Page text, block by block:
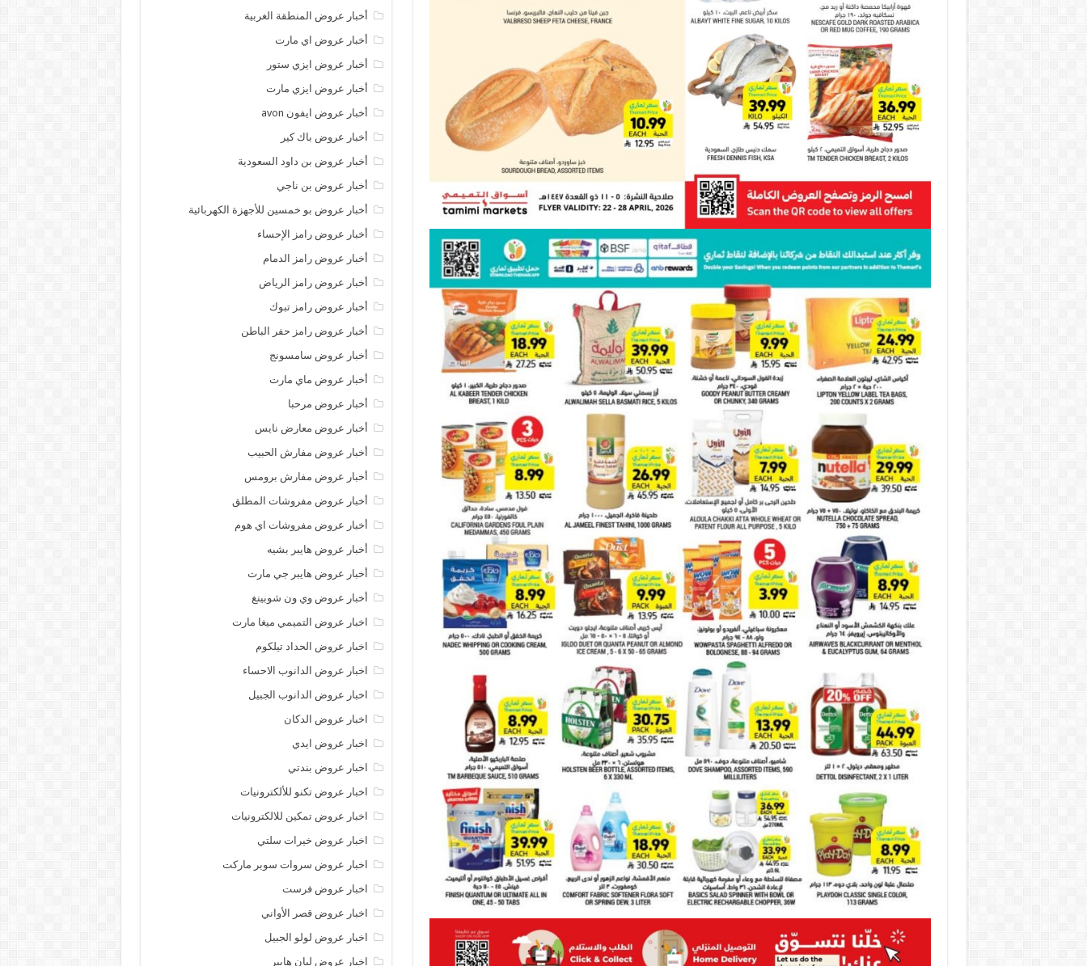
أخبار عروض المنطقة الغربية
أخبار عروض اي مارت
أخبار عروض ايزي ستور
أخبار عروض ايزي مارت
أخبار عروض ايفون avon
أخبار عروض باك كير
أخبار عروض بن داود السعودية
أخبار عروض بن ناجي
أخبار عروض بو خمسين للأجهزة الكهربائية
أخبار عروض رامز الإحساء
أخبار عروض رامز الدمام
أخبار عروض رامز الرياض
أخبار عروض رامز تبوك
أخبار عروض رامز حفر الباطن
أخبار عروض سامسونج
أخبار عروض ماي مارت
أخبار عروض مرحبا
أخبار عروض معارض نايس
أخبار عروض مفارش الحبيب
أخبار عروض مفارش برومس
أخبار عروض مفروشات المطلق
أخبار عروض مفروشات اي هوم
أخبار عروض هايبر بشيه
أخبار عروض هايبر جي مارت
أخبار عروض وي ون شوبينغ
اخبار عروض التميمي ميغا مارت
اخبار عروض الحداد تيلكوم
اخبار عروض الدانوب الاحساء
اخبار عروض الدانوب الجبيل
اخبار عروض الدكان
اخبار عروض ايدي
اخبار عروض بندتي
اخبار عروض تكنو للألكترونيات
اخبار عروض تمكين للالكترونيات
اخبار عروض خيرات سلتي
اخبار عروض سروات سوبر ماركت
اخبار عروض فرست
اخبار عروض قصر الأواني
اخبار عروض لولو الجبيل
اخبار عروض ليان هايبر